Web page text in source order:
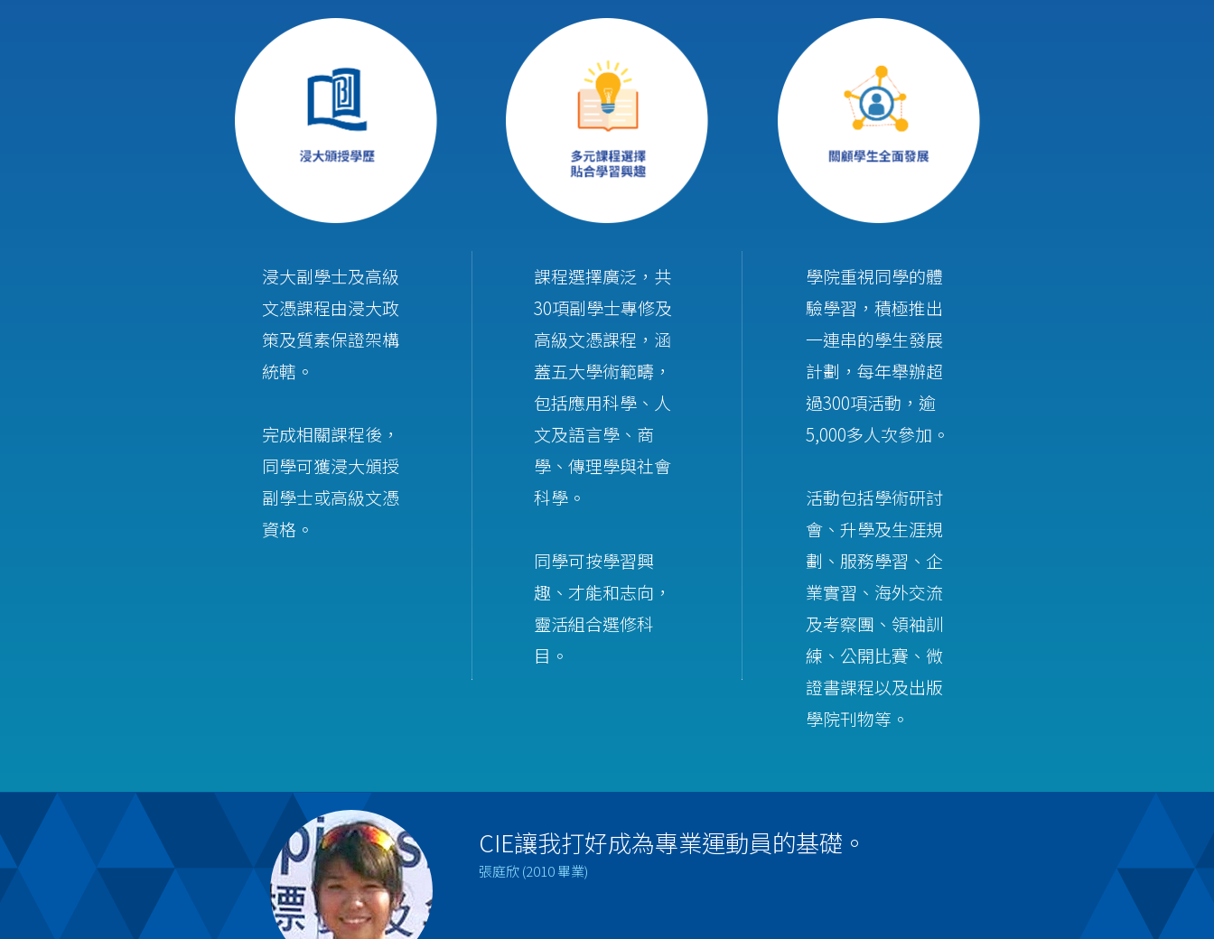
浸大副學士及高級
文憑課程由浸大政
策及質素保證架構
統轄。
完成相關課程後，
同學可獲浸大頒授
副學士或高級文憑
資格。
課程選擇廣泛，共
30項副學士專修及
高級文憑課程，涵
蓋五大學術範疇，
包括應用科學、人
文及語言學、商
學、傳理學與社會
科學。
同學可按學習興
趣、才能和志向，
靈活組合選修科
目。
學院重視同學的體
驗學習，積極推出
一連串的學生發展
計劃，每年舉辦超
過300項活動，逾
5,000多人次參加。
活動包括學術研討
會、升學及生涯規
劃、服務學習、企
業實習、海外交流
及考察團、領袖訓
練、公開比賽、微
證書課程以及出版
學院刊物等。
CIE讓我打好成為專業運動員的基礎。
張庭欣 (2010 畢業)